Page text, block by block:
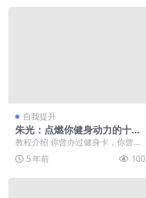
自我提升
朱光：点燃你健身动力的十堂
课
教程介绍 你曾办过健身卡，你曾下
过APP，但你就是迈不开腿。你曾
鼓足勇气，你曾下...
5 年前 100